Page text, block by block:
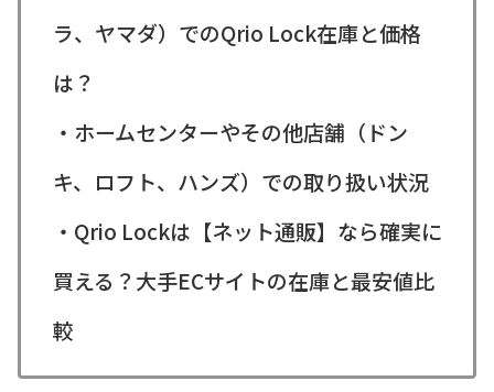
ラ、ヤマダ）でのQrio Lock在庫と価格
は？
・ホームセンターやその他店舗（ドン
キ、ロフト、ハンズ）での取り扱い状況
・Qrio Lockは【ネット通販】なら確実に
買える？大手ECサイトの在庫と最安値比
較